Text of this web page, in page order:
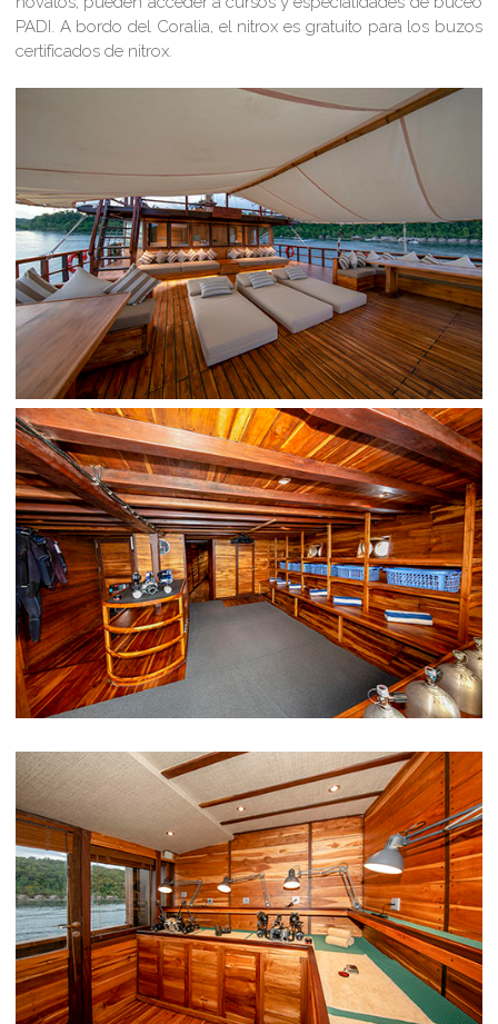
PADI. A bordo del Coralia, el nitrox es gratuito para los buzos
certificados de nitrox.